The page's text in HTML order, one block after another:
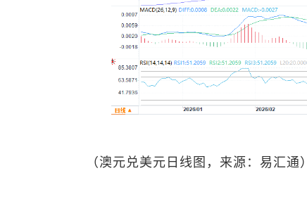
（澳元兑美元 日线图，来源：易汇通）